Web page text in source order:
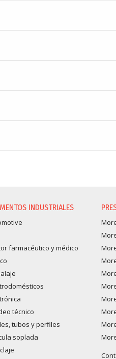
INDUSTRIALES
farmacéutico y médico
técnico
tubos y perfiles
soplada